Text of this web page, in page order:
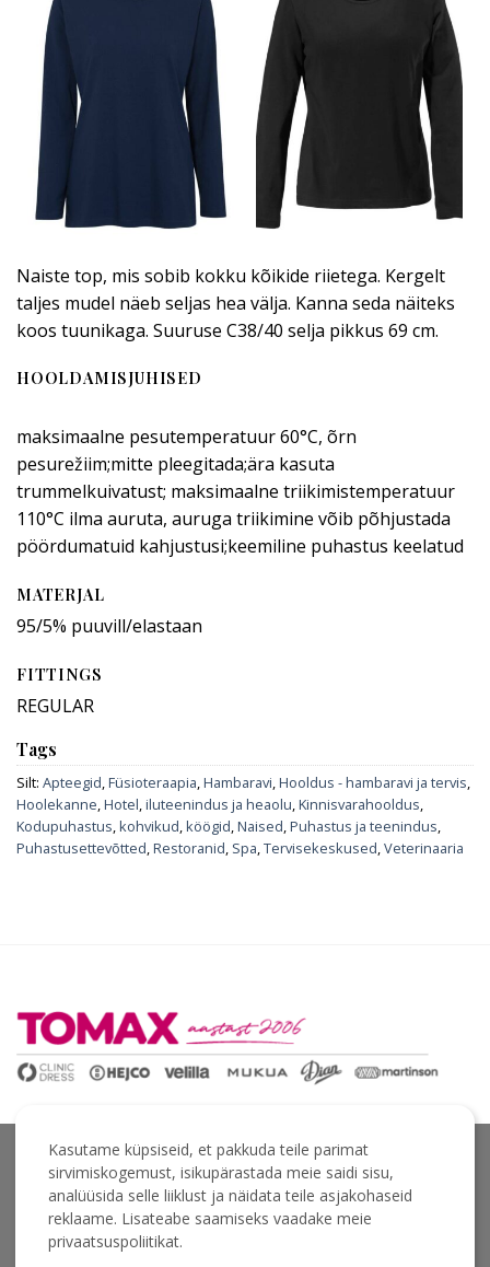
Add to
wishlist
Add to
wishlist
Naiste top, mis sobib kokku kõikide riietega. Kergelt
taljes mudel näeb seljas hea välja. Kanna seda näiteks
koos tuunikaga. Suuruse C38/40 selja pikkus 69 cm.
HOOLDAMISJUHISED
maksimaalne pesutemperatuur 60°C, õrn
pesurežiim;mitte pleegitada;ära kasuta
trummelkuivatust; maksimaalne triikimistemperatuur
110°C ilma auruta, auruga triikimine võib põhjustada
pöördumatuid kahjustusi;keemiline puhastus keelatud
MATERJAL
95/5% puuvill/elastaan
FITTINGS
REGULAR
Tags
Silt: Apteegid,Füsioteraapia,Hambaravi,Hooldus - hambaravi ja tervis,
Hoolekanne,Hotel,iluteenindus ja heaolu,Kinnisvarahooldus,
Kodupuhastus,kohvikud,köögid,Naised,Puhastus ja teenindus,
Puhastusettevõtted,Restoranid, Spa,Tervisekeskused,Veterinaaria
ÜLDTINGIMUSED
PRIVAATSUSPOLIITIKA
TELLIMINE JA KOHALETOIMETAMINE
TAGASTAMINE JA VAHETAMINE
Kasutame küpsiseid, et pakkuda teile parimat
sirvimiskogemust, isikupärastada meie saidi sisu,
analüüsida selle liiklust ja näidata teile asjakohaseid
reklaame. Lisateabe saamiseks vaadake meie
privaatsuspoliitikat.